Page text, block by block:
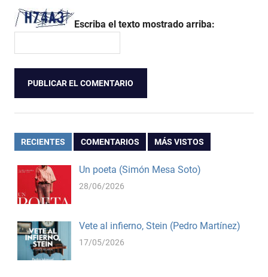
Escriba el texto mostrado arriba:
RECIENTES COMENTARIOS MÁS VISTOS
Un poeta (Simón Mesa Soto)
28/06/2026
Vete al infierno, Stein (Pedro Martínez)
17/05/2026